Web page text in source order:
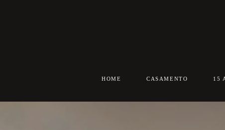
HOME CASAMENTO 15